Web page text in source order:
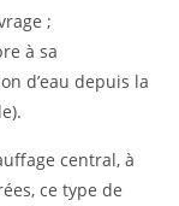
;
à sa
d’eau depuis la
central, à
ce type de